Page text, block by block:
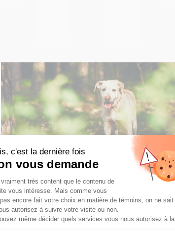
La rage, un fléau encore bien
présent
PAR DR JOËL BERGERON
Un nouvel avertissement du ministère de